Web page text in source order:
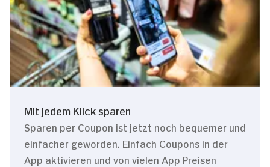
Mit jedem Klick sparen
Sparen per Coupon ist jetzt noch bequemer und
einfacher geworden. Einfach Coupons in der
App aktivieren und von vielen App Preisen